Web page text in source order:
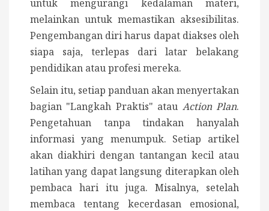
untuk mengurangi kedalaman materi,
melainkan untuk memastikan aksesibilitas.
Pengembangan diri harus dapat diakses oleh
siapa saja, terlepas dari latar belakang
pendidikan atau profesi mereka.
Selain itu, setiap panduan akan menyertakan
bagian "Langkah Praktis" atau Action Plan.
Pengetahuan tanpa tindakan hanyalah
informasi yang menumpuk. Setiap artikel
akan diakhiri dengan tantangan kecil atau
latihan yang dapat langsung diterapkan oleh
pembaca hari itu juga. Misalnya, setelah
membaca tentang kecerdasan emosional,